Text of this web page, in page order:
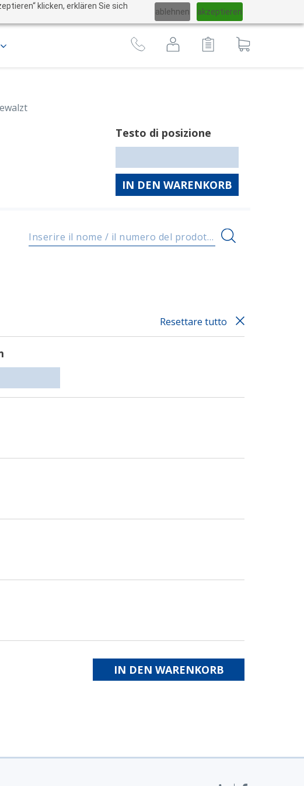
klicken, erklären Sie sich
ablehnen akzeptieren
Cambiare
lingua
Al
Testo di posizione
IN DEN WARENKORB
Inserire il nome / il numero del prodotto
Resettare tutto
IN DEN WARENKORB